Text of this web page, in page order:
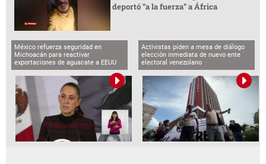
deportó “a la fuerza” a África
México refuerza seguridad en
Michoacán para reactivar
exportaciones de aguacate a EEUU
Activistas piden a mesa de diálogo
elección inmediata de nuevo ente
electoral venezolano